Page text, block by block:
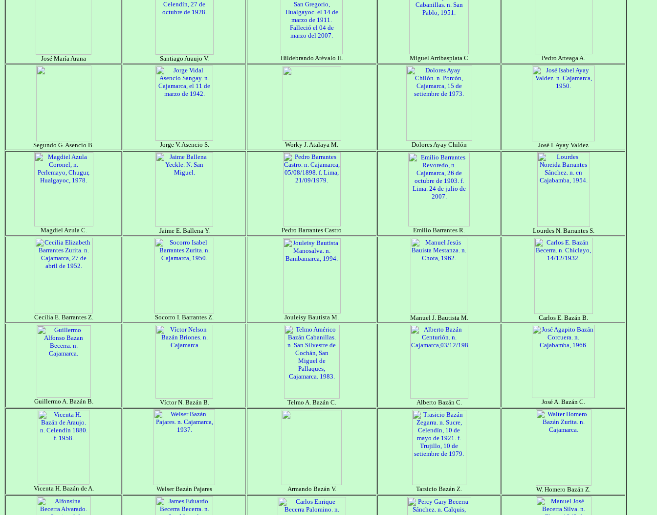
José María Arana Santiago Araujo V. Hildebrando Arévalo H. Miguel Arribasplata C Pedro Arteaga A.
Segundo G. Asencio B. Jorge V. Asencio S. Worky J. Atalaya M. Dolores Ayay Chilón José I. Ayay Valdez
Magdiel Azula C. Jaime E. Ballena Y. Pedro Barrantes Castro Emilio Barrantes R. Lourdes N. Barrantes S.
Cecilia E. Barrantes Z. Socorro I. Barrantes Z. Jouleisy Bautista M. Manuel J. Bautista M. Carlos E. Bazán B.
Guillermo A. Bazán B. Víctor N. Bazán B. Telmo A. Bazán C. Alberto Bazán C. José A. Bazán C.
Vicenta H. Bazán de A. Welser Bazán Pajares Armando Bazán V. Tarsicio Bazán Z. W. Homero Bazán Z.